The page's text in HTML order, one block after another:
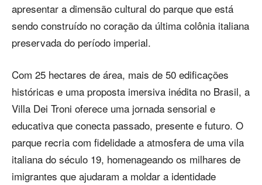
apresentar a dimensão cultural do parque que está
sendo construído no coração da última colônia italiana
preservada do período imperial.
Com 25 hectares de área, mais de 50 edificações
históricas e uma proposta imersiva inédita no Brasil, a
Villa Dei Troni oferece uma jornada sensorial e
educativa que conecta passado, presente e futuro. O
parque recria com fidelidade a atmosfera de uma vila
italiana do século 19, homenageando os milhares de
imigrantes que ajudaram a moldar a identidade